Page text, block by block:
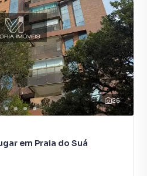
26
em Praia do Suá